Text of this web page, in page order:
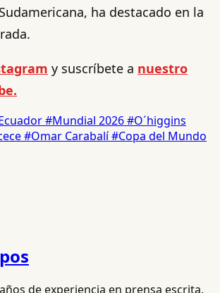
ha destacado en la
y suscríbete a nuestro
#Mundial 2026#O´higgins
#Omar Carabalí#Copa del Mundo
de experiencia en prensa escrita,